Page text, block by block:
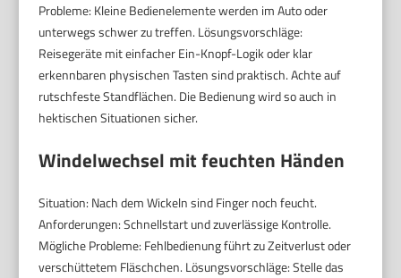
Probleme: Kleine Bedienelemente werden im Auto oder
unterwegs schwer zu treffen. Lösungsvorschläge:
Reisegeräte mit einfacher Ein-Knopf-Logik oder klar
erkennbaren physischen Tasten sind praktisch. Achte auf
rutschfeste Standflächen. Die Bedienung wird so auch in
hektischen Situationen sicher.
Windelwechsel mit feuchten Händen
Situation: Nach dem Wickeln sind Finger noch feucht.
Anforderungen: Schnellstart und zuverlässige Kontrolle.
Mögliche Probleme: Fehlbedienung führt zu Zeitverlust oder
verschüttetem Fläschchen. Lösungsvorschläge: Stelle das